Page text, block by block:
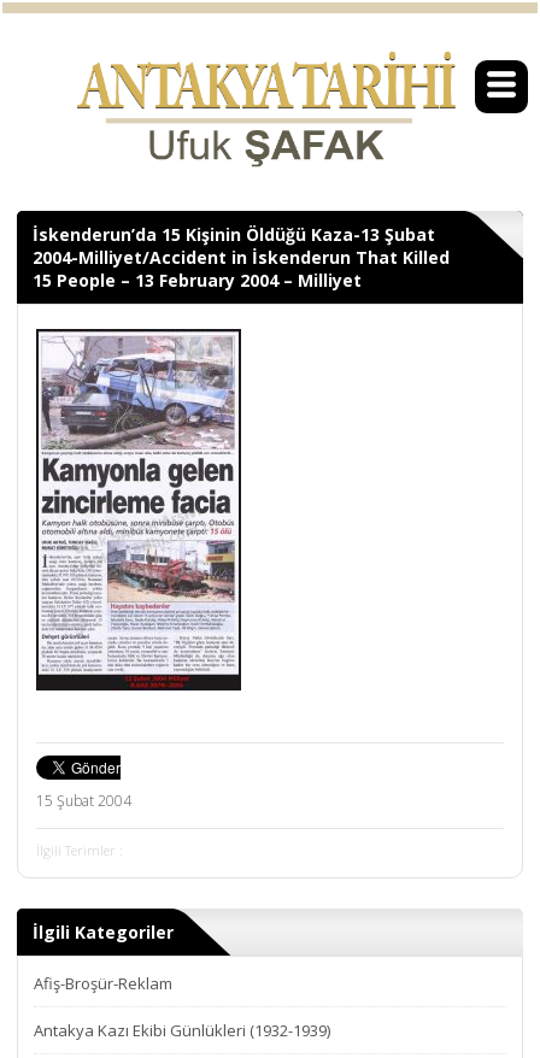
İskenderun’da 15 Kişinin Öldüğü Kaza-13 Şubat
2004-Milliyet/Accident in İskenderun That Killed
15 People – 13 February 2004 – Milliyet
15 Şubat 2004
İlgili Terimler :
İlgili Kategoriler
Afiş-Broşür-Reklam
Antakya Kazı Ekibi Günlükleri (1932-1939)